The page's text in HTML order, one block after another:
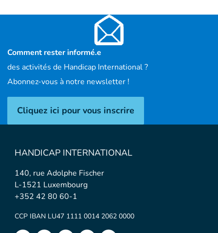
Comment rester informé.e
des activités de Handicap International ?
Abonnez-vous à notre newsletter !
Cliquez ici pour vous inscrire
HANDICAP INTERNATIONAL
140, rue Adolphe Fischer
L-1521 Luxembourg
+352 42 80 60-1
CCP IBAN LU47 1111 0014 2062 0000